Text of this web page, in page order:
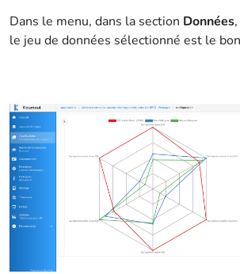
Dans le menu, dans la section Données
le jeu de données sélectionné est le